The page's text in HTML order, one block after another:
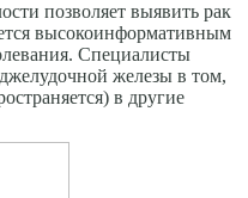
позволяет выявить рак
высокоинформативным
Специалисты
железы в том,
в другие